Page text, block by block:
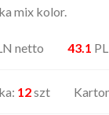
mix kolor.
netto 43.1
12szt